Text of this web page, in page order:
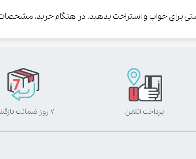
خواب و استراحت بدهید. در هنگام خرید،
پرداخت آنلاین ۷ روز ضمانت بازگشت